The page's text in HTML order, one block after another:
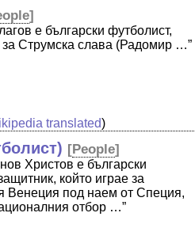
]
е български футболист,
за Струмска слава (Радомир …”
translated)
[People]
Христов е български
който играе за
Венеция под наем от Специя,
отбор …”